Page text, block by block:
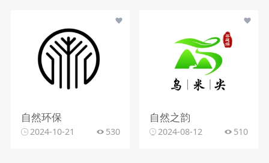
自然环保
2024-10-21 530
自然之韵
2024-08-12 510